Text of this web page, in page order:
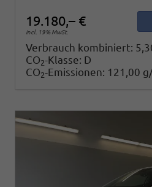
19.180,– €
incl. 19% MwSt.
Verbrauch kombiniert:
CO2-Klasse: D
CO2-Emissionen: 121,00